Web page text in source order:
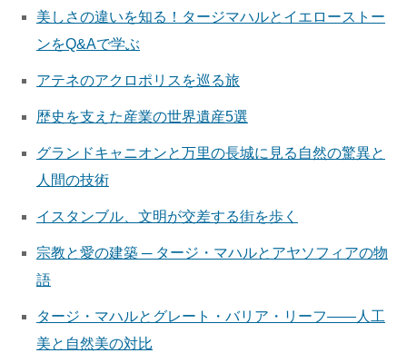
美しさの違いを知る！タージマハルとイエローストー
ンをQ&Aで学ぶ
アテネのアクロポリスを巡る旅
歴史を支えた産業の世界遺産5選
グランドキャニオンと万里の長城に見る自然の驚異と
人間の技術
イスタンブル、文明が交差する街を歩く
宗教と愛の建築 ─ タージ・マハルとアヤソフィアの物
語
タージ・マハルとグレート・バリア・リーフ——人工
美と自然美の対比